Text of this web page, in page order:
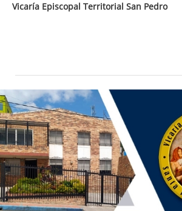
Vicaría Episcopal Territorial San Pedro